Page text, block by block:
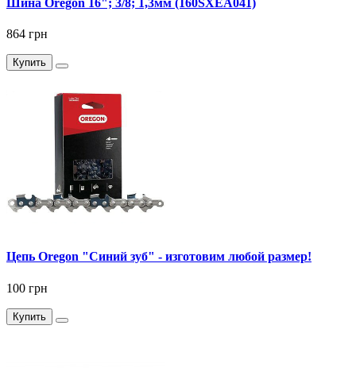
864 грн
Купить
Цепь Oregon "Синий зуб" - изготовим любой размер!
100 грн
Купить